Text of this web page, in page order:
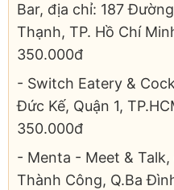
Bar, địa chỉ: 187
Thạnh, TP. Hồ Chí
350.000đ
- Switch Eatery &
Đức Kế, Quận 1,
350.000đ
- Menta - Meet &
Thành Công, Q.Ba